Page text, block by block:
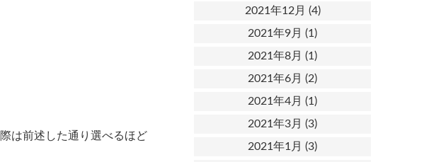
は前述した通り選べるほど
2021年12月 (4)
2021年9月 (1)
2021年8月 (1)
2021年6月 (2)
2021年4月 (1)
2021年3月 (3)
2021年1月 (3)